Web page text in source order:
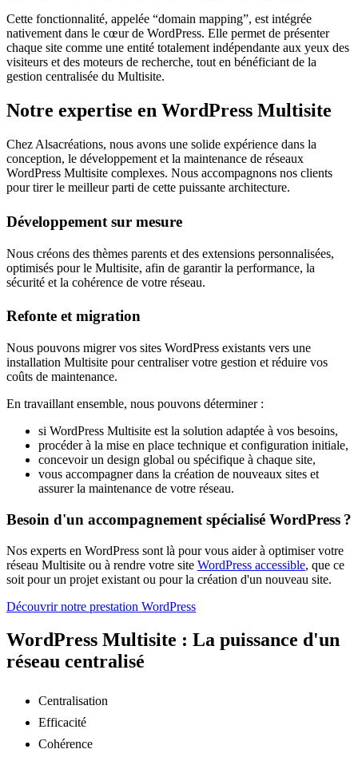
Cette fonctionnalité, appelée
domain mapping , est intégrée
nativement dans le cœur de WordPress. Elle permet de présenter
chaque site comme une entité totalement indépendante aux yeux des
visiteurs et des moteurs de recherche, tout en bénéficiant de la
gestion centralisée du Multisite.
Notre expertise en WordPress Multisite
Chez Alsacréations, nous avons une solide expérience dans la
conception, le développement et la maintenance de réseaux
WordPress Multisite complexes. Nous accompagnons nos clients
pour tirer le meilleur parti de cette puissante architecture.
Développement sur mesure
Nous créons des thèmes parents et des extensions personnalisées,
optimisés pour le Multisite, afin de garantir la performance, la
sécurité et la cohérence de votre réseau.
Refonte et migration
Nous pouvons migrer vos sites WordPress existants vers une
installation Multisite pour centraliser votre gestion et réduire vos
coûts de maintenance.
En travaillant ensemble, nous pouvons déterminer :
si WordPress Multisite est la solution adaptée à vos besoins,
procéder à la mise en place technique et configuration initiale,
concevoir un design global ou spécifique à chaque site,
vous accompagner dans la création de nouveaux sites et
assurer la maintenance de votre réseau.
Besoin d'un accompagnement spécialisé WordPress ?
Nos experts en WordPress sont là pour vous aider à optimiser votre
réseau Multisite ou à rendre votre site WordPress accessible, que ce
soit pour un projet existant ou pour la création d'un nouveau site.
Découvrir notre prestation WordPress
WordPress Multisite : La puissance d'un
réseau centralisé
Centralisation
Efficacité
Cohérence